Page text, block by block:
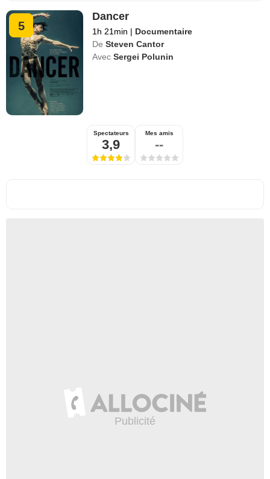
5
Dancer
1h 21min | Documentaire
De Steven Cantor
Avec Sergei Polunin
Spectateurs
3,9
Mes amis
--